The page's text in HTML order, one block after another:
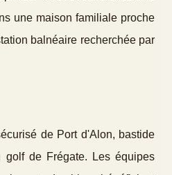
une maison familiale proche
balnéaire recherchée par
de Port d'Alon, bastide
golf de Frégate. Les équipes